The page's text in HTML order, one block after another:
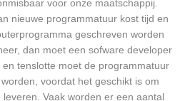
voor onze maatschappij.
nieuwe programmatuur kost tijd en
geschreven worden
dan moet een sofware developer
tenslotte moet de programmatuur
voordat het geschikt is om
Vaak worden er een aantal